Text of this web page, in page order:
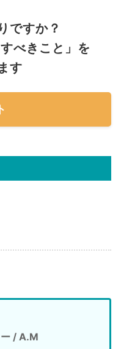
ですか？
べきこと」を
す
/ A.M